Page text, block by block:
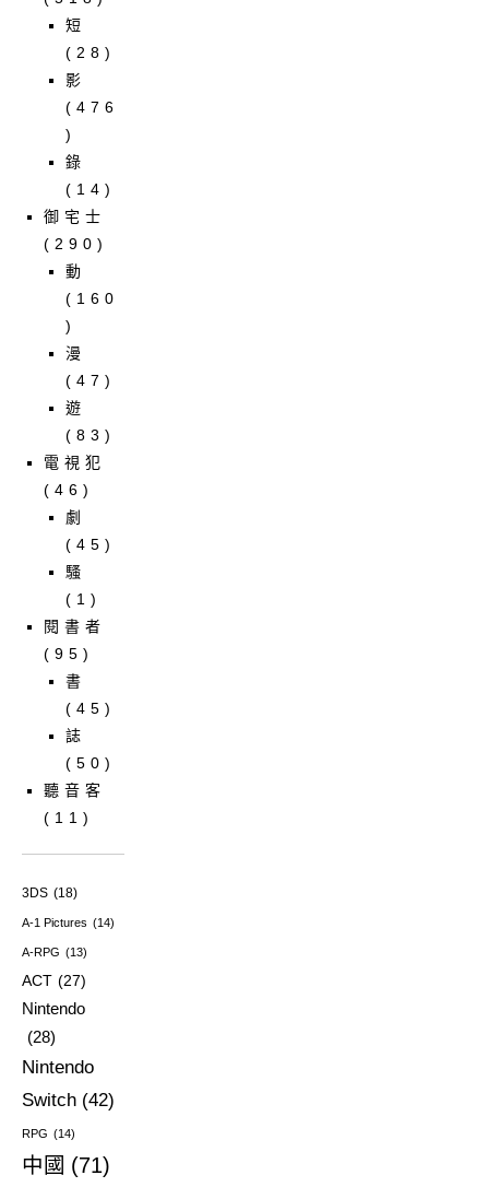
短
(28)
影
(476
)
錄
(14)
御宅士
(290)
動
(160
)
漫
(47)
遊
(83)
電視犯
(46)
劇
(45)
騷
(1)
閱書者
(95)
書
(45)
誌
(50)
聽音客
(11)
3DS (18)
A-1 Pictures (14)
A-RPG (13)
ACT (27)
Nintendo
(28)
Nintendo
Switch (42)
RPG (14)
中國 (71)